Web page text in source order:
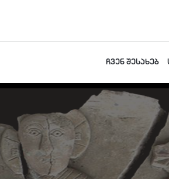
ჩვენ შესახებ